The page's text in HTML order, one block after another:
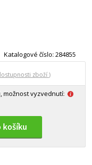
Katalogové číslo: 284855
zboží )
možnost vyzvednutí:
košíku